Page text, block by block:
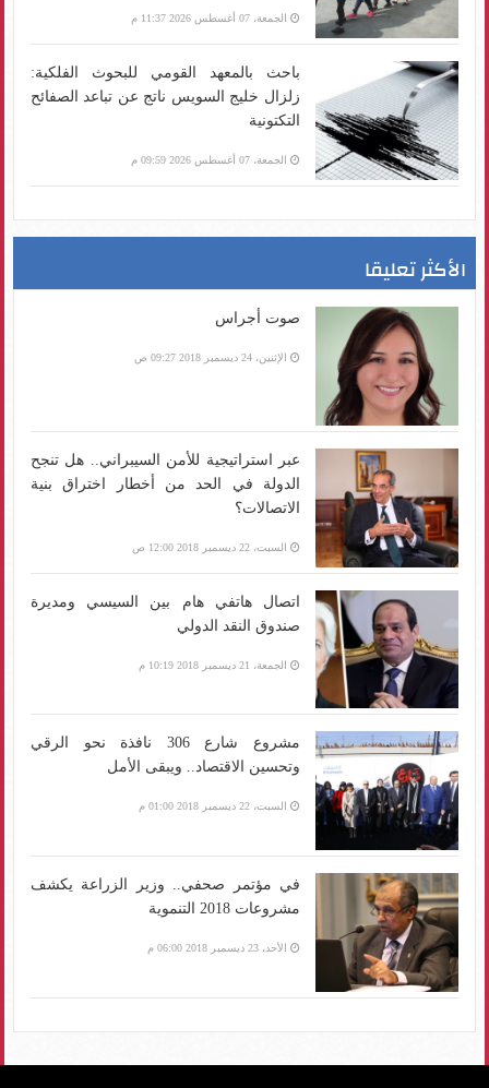
الجمعة، 07 أغسطس 2026 11:37 م
باحث بالمعهد القومي للبحوث الفلكية:
زلزال خليج السويس ناتج عن تباعد الصفائح
التكتونية
الجمعة، 07 أغسطس 2026 09:59 م
الأكثر تعليقا
صوت أجراس
الإثنين، 24 ديسمبر 2018 09:27 ص
عبر استراتيجية للأمن السيبراني.. هل تنجح
الدولة في الحد من أخطار اختراق بنية
الاتصالات؟
السبت، 22 ديسمبر 2018 12:00 ص
اتصال هاتفي هام بين السيسي ومديرة
صندوق النقد الدولي
الجمعة، 21 ديسمبر 2018 10:19 م
مشروع شارع 306 نافذة نحو الرقي
وتحسين الاقتصاد.. ويبقى الأمل
السبت، 22 ديسمبر 2018 01:00 م
في مؤتمر صحفي.. وزير الزراعة يكشف
مشروعات 2018 التنموية
الأحد، 23 ديسمبر 2018 06:00 م